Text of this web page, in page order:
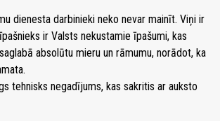
dienesta darbinieki neko nevar mainīt. Viņi ir
ir Valsts nekustamie īpašumi, kas
absolūtu mieru un rāmumu, norādot, ka
tehnisks negadījums, kas sakritis ar auksto